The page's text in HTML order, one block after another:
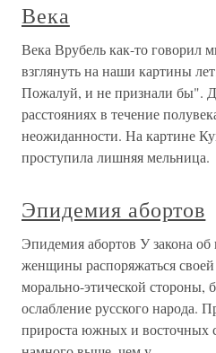
Века
Века Врубель как-то говорил
взглянуть на наши картины
Пожалуй, и не признали бы".
расстояниях в течение
неожиданности. На картине
проступила лишняя мельница.
Эпидемия абортов
Эпидемия абортов У закона
женщины распоряжаться
морально-этической стороны,
ослабление русского народа.
прироста южных и восточных